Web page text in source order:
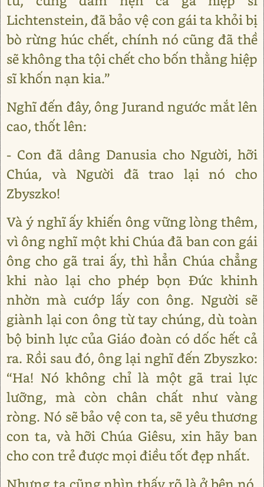
Lichtenstein, đã bảo vệ con gái ta khỏi bị
bò rừng húc chết, chính nó cũng đã thề
sẽ không tha tội chết cho bốn thằng hiệp
sĩ khốn nạn kia.”
Nghĩ đến đây, ông Jurand ngước mắt lên
cao, thốt lên:
- Con đã dâng Danusia cho Người, hỡi
Chúa, và Người đã trao lại nó cho
Zbyszko!
Và ý nghĩ ấy khiến ông vững lòng thêm,
vì ông nghĩ một khi Chúa đã ban con gái
ông cho gã trai ấy, thì hẳn Chúa chẳng
khi nào lại cho phép bọn Đức khinh
nhờn mà cướp lấy con ông. Người sẽ
giành lại con ông từ tay chúng, dù toàn
bộ binh lực của Giáo đoàn có dốc hết cả
ra. Rồi sau đó, ông lại nghĩ đến Zbyszko:
“Ha! Nó không chỉ là một gã trai lực
lưỡng, mà còn chân chất như vàng
ròng. Nó sẽ bảo vệ con ta, sẽ yêu thương
con ta, và hỡi Chúa Giêsu, xin hãy ban
cho con trẻ được mọi điều tốt đẹp nhất.